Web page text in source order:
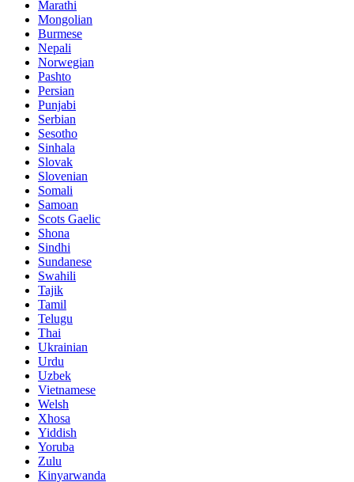
Marathi
Mongolian
Burmese
Nepali
Norwegian
Pashto
Persian
Punjabi
Serbian
Sesotho
Sinhala
Slovak
Slovenian
Somali
Samoan
Scots Gaelic
Shona
Sindhi
Sundanese
Swahili
Tajik
Tamil
Telugu
Thai
Ukrainian
Urdu
Uzbek
Vietnamese
Welsh
Xhosa
Yiddish
Yoruba
Zulu
Kinyarwanda